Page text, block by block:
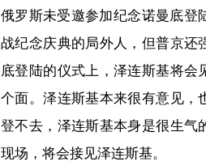
俄罗斯未受邀参加纪念诺曼底登
战纪念庆典的局外人，但普京还
底登陆的仪式上，泽连斯基将
个面。泽连斯基本来很有意见，
登不去，泽连斯基本身是很生气
现场，将会接见泽连斯基。